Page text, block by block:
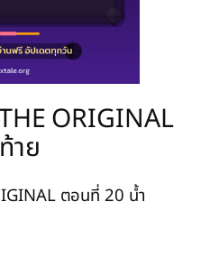
ORIGINAL
าย
ตอนที่ 20 น้ำ